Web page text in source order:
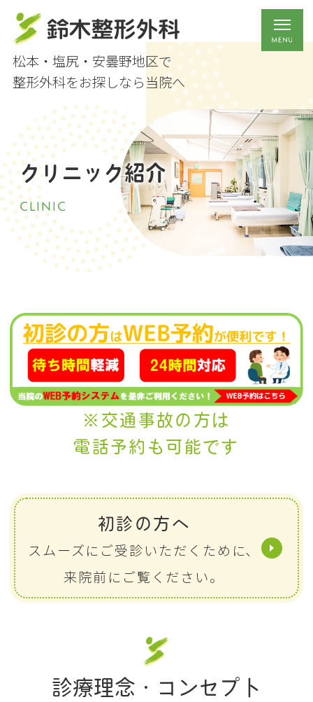
松本・塩尻・安曇野地区で
整形外科をお探しなら当院へ
クリニック紹介
CLINIC
※交通事故の方は
電話予約も可能です
初診の方へ
スムーズにご受診いただくために、
来院前にご覧ください。
診療理念・コンセプト